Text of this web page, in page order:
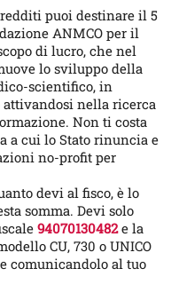
puoi destinare il 5
ANMCO per il
di lucro, che nel
lo sviluppo della
scientifico, in
nella ricerca
Non ti costa
a cui lo Stato rinuncia e
no-profit per
devi al fisco, è lo
somma. Devi solo
94070130482e la
CU, 730 o UNICO
comunicandolo al tuo